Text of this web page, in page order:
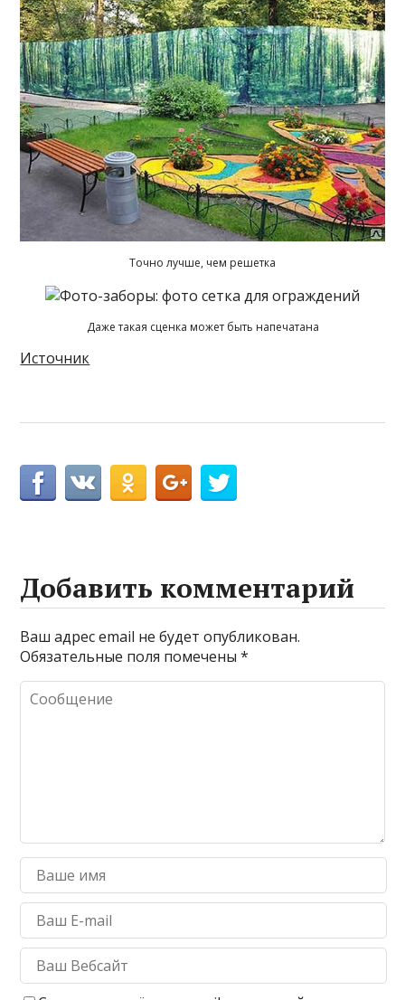
Точно лучше, чем решетка
Даже такая сценка может быть напечатана
Источник
Добавить комментарий
Ваш адрес email не будет опубликован.
Обязательные поля помечены*